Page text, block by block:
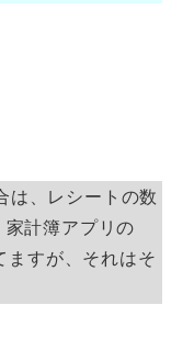
は、レシートの数
計簿アプリの
すが、それはそ